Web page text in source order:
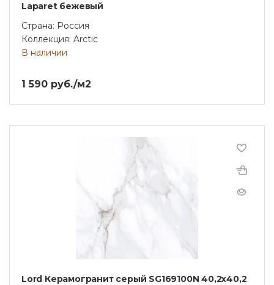
Laparet бежевый
Страна: Россия
Коллекция: Arctic
В наличии
1 590 руб./м2
Lord Керамогранит серый SG169100N 40,2х40,2